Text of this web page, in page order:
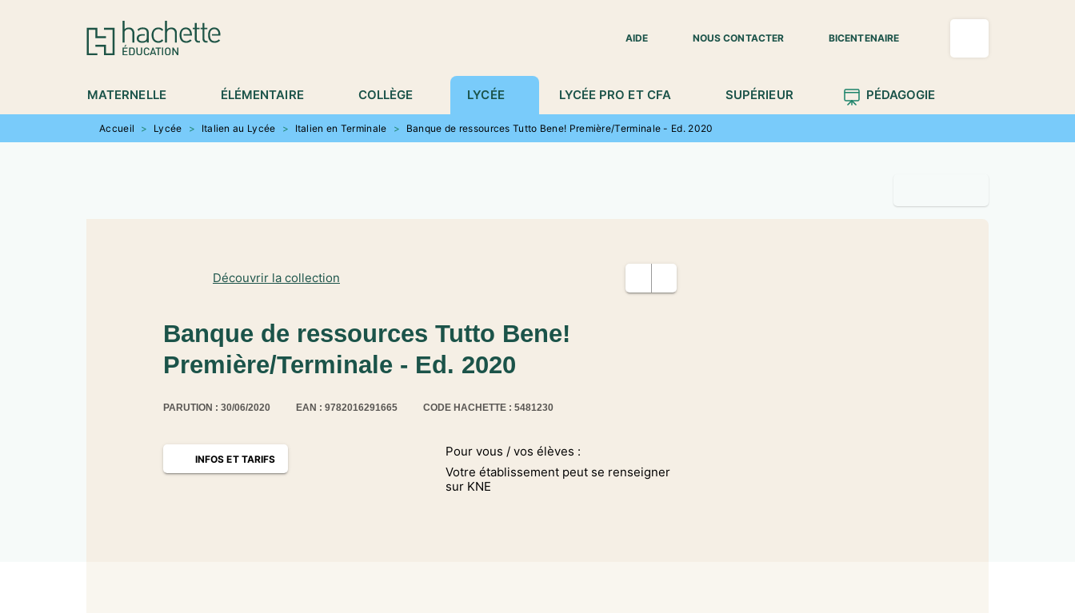
MENU RECHERCHE
AIDE
NOUS CONTACTER BICENTENAIRE
MATERNELLE ÉLÉMENTAIRE COLLÈGE LYCÉE LYCÉE PRO ET CFA SUPÉRIEUR PÉDAGOGIE
Accueil > Lycée > Italien au Lycée > Italien en Terminale > Banque de ressources Tutto Bene! Première/Terminale - Ed. 2020
Découvrir la collection
Banque de ressources Tutto Bene!
Première/Terminale - Ed. 2020
PARUTION : 30/06/2020 EAN : 9782016291665 CODE HACHETTE : 5481230
INFOS ET TARIFS
Pour vous / vos élèves :
Votre établissement peut se renseigner
sur KNE